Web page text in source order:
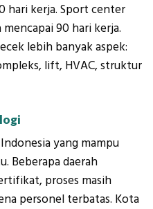
hari kerja. Sport center
90 hari kerja.
lebih banyak aspek:
lift, HVAC, struktur
yang mampu
Beberapa daerah
proses masih
personel terbatas. Kota